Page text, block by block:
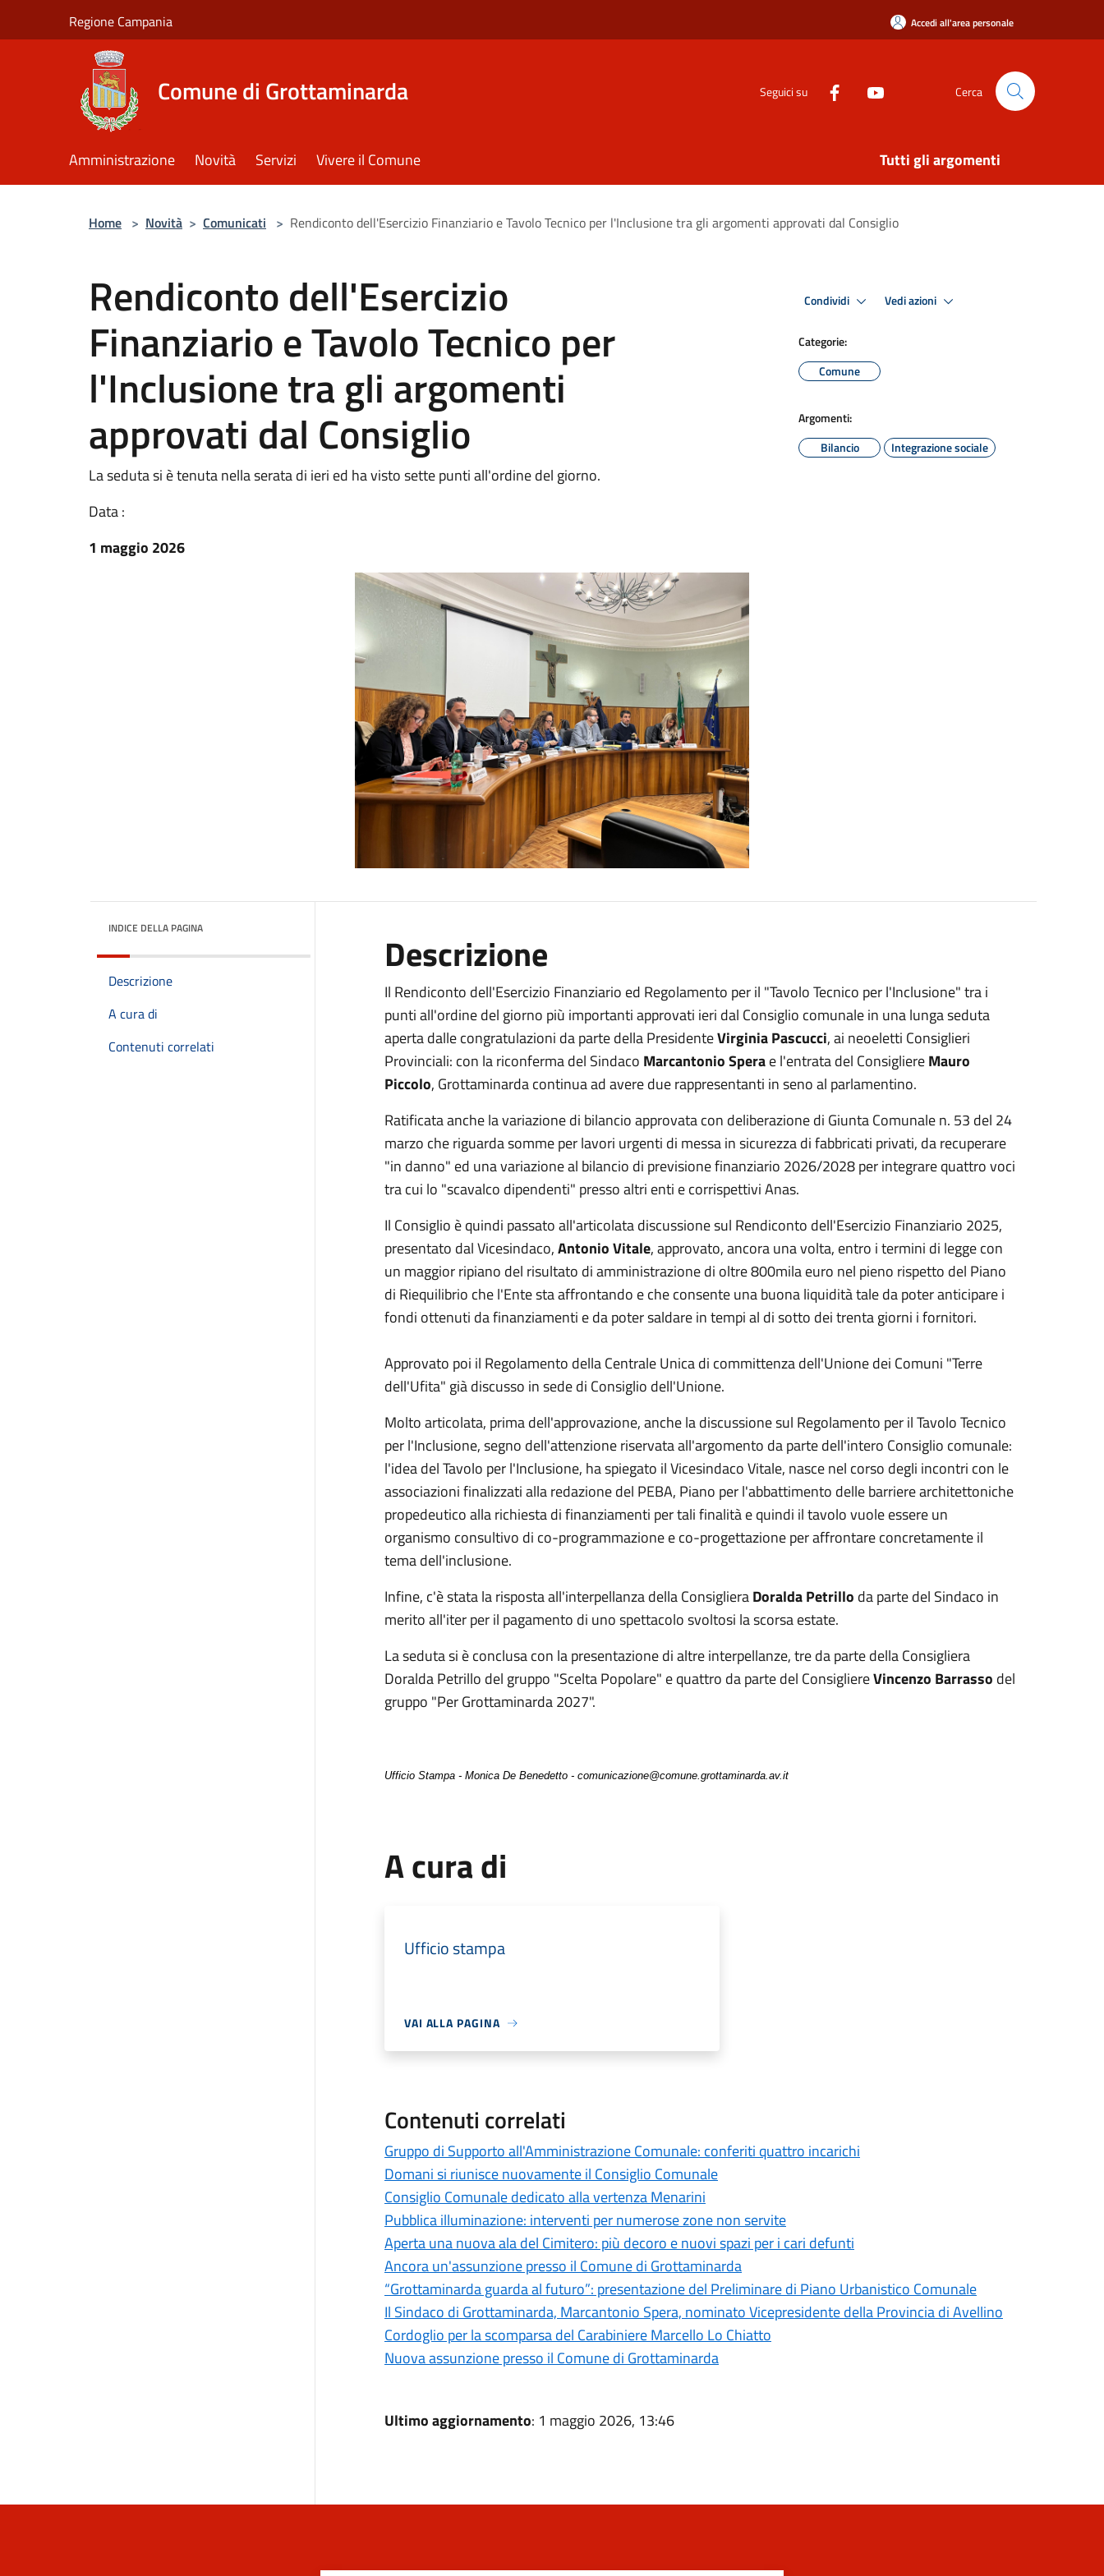
Regione Campania Accedi all'area personale
Comune di Grottaminarda Seguici su Cerca
Amministrazione Novità Servizi Vivere il Comune Tutti gli argomenti
Home > Novità > Comunicati > Rendiconto dell'Esercizio Finanziario e Tavolo Tecnico per l'Inclusione tra gli argomenti approvati dal Consiglio
Rendiconto dell'Esercizio
Finanziario e Tavolo Tecnico per
l'Inclusione tra gli argomenti
approvati dal Consiglio
La seduta si è tenuta nella serata di ieri ed ha visto sette punti all'ordine del giorno.
Data :
1 maggio 2026
Condividi Vedi azioni
Categorie:
Comune
Argomenti:
Bilancio
Integrazione sociale
INDICE DELLA PAGINA
Descrizione
A cura di
Contenuti correlati
Descrizione
Il Rendiconto dell'Esercizio Finanziario ed Regolamento per il "Tavolo Tecnico per l'Inclusione" tra i
punti all'ordine del giorno più importanti approvati ieri dal Consiglio comunale in una lunga seduta
aperta dalle congratulazioni da parte della PresidenteVirginia Pascucci, ai neoeletti Consiglieri
Provinciali: con la riconferma del Sindaco Marcantonio Sperae l'entrata del ConsigliereMauro
Piccolo, Grottaminarda continua ad avere due rappresentanti in seno al parlamentino.
Ratificata anche la variazione di bilancio approvata con deliberazione di Giunta Comunale n. 53 del 24
marzo che riguarda somme per lavori urgenti di messa in sicurezza di fabbricati privati, da recuperare
"in danno" ed una variazione al bilancio di previsione finanziario 2026/2028 per integrare quattro voci
tra cui lo "scavalco dipendenti" presso altri enti e corrispettivi Anas.
Il Consiglio è quindi passato all'articolata discussione sul Rendiconto dell'Esercizio Finanziario 2025,
presentato dal Vicesindaco,Antonio Vitale, approvato, ancora una volta, entro i termini di legge con
un maggior ripiano del risultato di amministrazione di oltre 800mila euro nel pieno rispetto del Piano
di Riequilibrio che l'Ente sta affrontando e che consente una buona liquidità tale da poter anticipare i
fondi ottenuti da finanziamenti e da poter saldare in tempi al di sotto dei trenta giorni i fornitori.
Approvato poi il Regolamento della Centrale Unica di committenza dell'Unione dei Comuni "Terre
dell'Ufita" già discusso in sede di Consiglio dell'Unione.
Molto articolata, prima dell'approvazione, anche la discussione sul Regolamento per il Tavolo Tecnico
per l'Inclusione, segno dell'attenzione riservata all'argomento da parte dell'intero Consiglio comunale:
l'idea del Tavolo per l'Inclusione, ha spiegato il Vicesindaco Vitale, nasce nel corso degli incontri con le
associazioni finalizzati alla redazione del PEBA, Piano per l'abbattimento delle barriere architettoniche
propedeutico alla richiesta di finanziamenti per tali finalità e quindi il tavolo vuole essere un
organismo consultivo di co-programmazione e co-progettazione per affrontare concretamente il
tema dell'inclusione.
Infine, c'è stata la risposta all'interpellanza della ConsiglieraDoralda Petrillo da parte del Sindaco in
merito all'iter per il pagamento di uno spettacolo svoltosi la scorsa estate.
La seduta si è conclusa con la presentazione di altre interpellanze, tre da parte della Consigliera
Doralda Petrillo del gruppo "Scelta Popolare" e quattro da parte del ConsigliereVincenzo Barrasso del
gruppo "Per Grottaminarda 2027".
Ufficio Stampa - Monica De Benedetto - comunicazione@comune.grottaminarda.av.it
A cura di
Ufficio stampa
VAI ALLA PAGINA
Contenuti correlati
Gruppo di Supporto all'Amministrazione Comunale: conferiti quattro incarichi
Domani si riunisce nuovamente il Consiglio Comunale
Consiglio Comunale dedicato alla vertenza Menarini
Pubblica illuminazione: interventi per numerose zone non servite
Aperta una nuova ala del Cimitero: più decoro e nuovi spazi per i cari defunti
Ancora un'assunzione presso il Comune di Grottaminarda
“Grottaminarda guarda al futuro”: presentazione del Preliminare di Piano Urbanistico Comunale
Il Sindaco di Grottaminarda, Marcantonio Spera, nominato Vicepresidente della Provincia di Avellino
Cordoglio per la scomparsa del Carabiniere Marcello Lo Chiatto
Nuova assunzione presso il Comune di Grottaminarda
Ultimo aggiornamento: 1 maggio 2026, 13:46